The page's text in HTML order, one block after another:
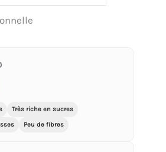
Très riche en sucres
Peu de fibres